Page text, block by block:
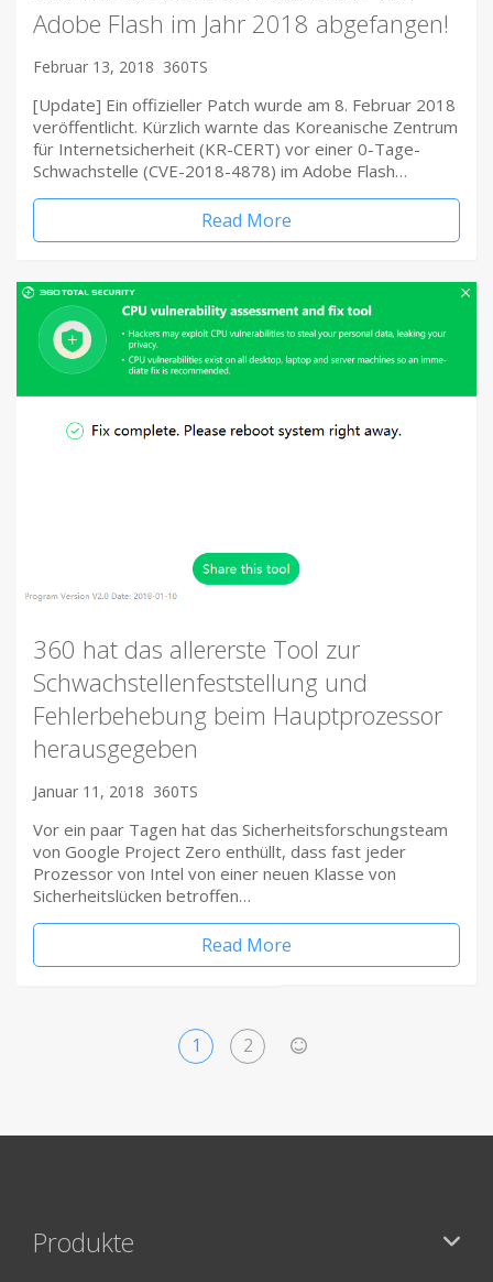
Adobe Flash im Jahr 2018 abgefangen!
Februar 13, 2018 360TS
[Update] Ein offizieller Patch wurde am 8. Februar 2018
veröffentlicht. Kürzlich warnte das Koreanische Zentrum
für Internetsicherheit (KR-CERT) vor einer 0-Tage-
Schwachstelle (CVE-2018-4878) im Adobe Flash…
Read More
360 hat das allererste Tool zur
Schwachstellenfeststellung und
Fehlerbehebung beim Hauptprozessor
herausgegeben
Januar 11, 2018 360TS
Vor ein paar Tagen hat das Sicherheitsforschungsteam
von Google Project Zero enthüllt, dass fast jeder
Prozessor von Intel von einer neuen Klasse von
Sicherheitslücken betroffen…
Read More
1 2
Produkte